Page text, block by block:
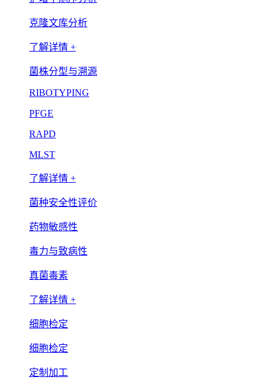
克隆文库分析
了解详情 +
菌株分型与溯源
RIBOTYPING
PFGE
RAPD
MLST
了解详情 +
菌种安全性评价
药物敏感性
毒力与致病性
真菌毒素
了解详情 +
细胞检定
细胞检定
定制加工